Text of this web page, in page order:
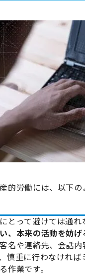
的労働には、以下の
とって避けては通
、本来の活動を妨げ
名や連絡先、会話
慎重に行わなけれ
作業です。